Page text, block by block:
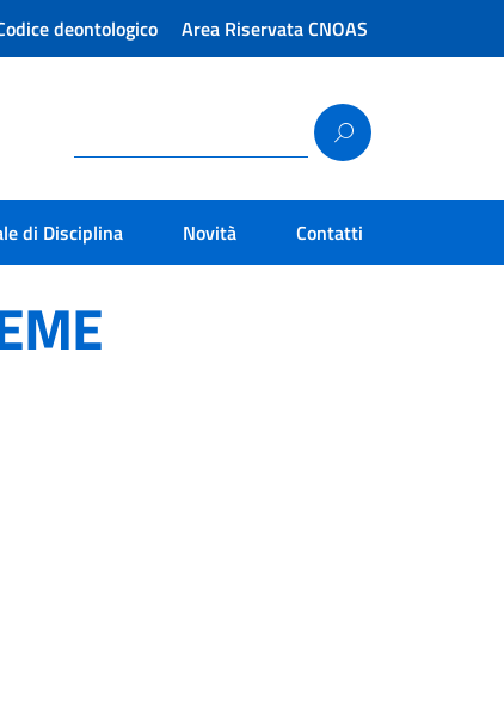
deontologico Area Riservata CNOAS
di Disciplina Novità Contatti